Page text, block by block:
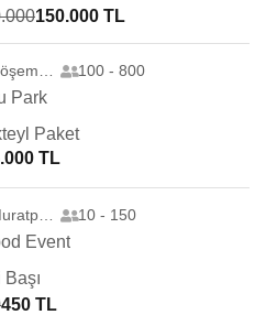
150.000 TL
100 - 800
Park
Paket
TL
Muratpaşa 10 - 150
Event
Başı
450 TL